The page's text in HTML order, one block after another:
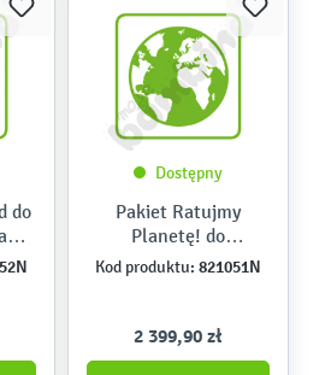
do
Dostępny
Pakiet Ratujmy
Planetę! do
Magicznego Dywanu
4.0 i Kinebi 5.0
Kod produktu: 821051N
2 399,90 zł